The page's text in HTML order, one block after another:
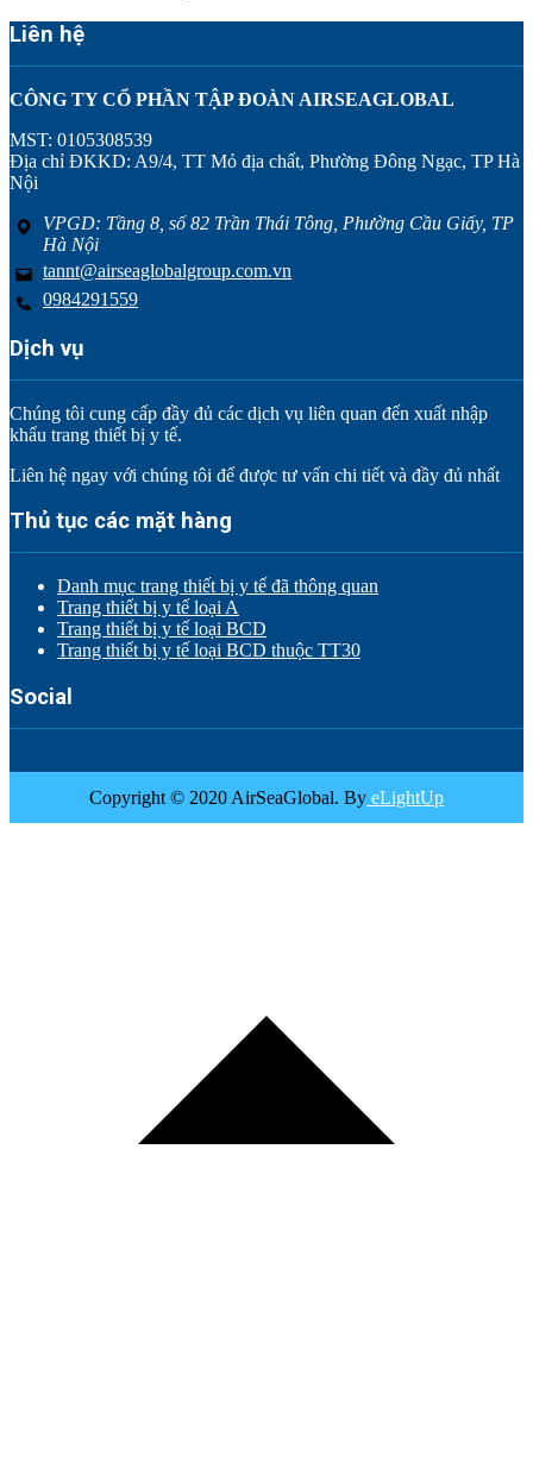
Liên hệ
CÔNG TY CỔ PHẦN TẬP ĐOÀN AIRSEAGLOBAL
MST: 0105308539
Địa chỉ ĐKKD: A9/4, TT Mỏ địa chất, Phường Đông Ngạc, TP Hà
Nội
VPGD: Tầng 8, số 82 Trần Thái Tông, Phường Cầu Giấy, TP
Hà Nội
tannt@airseaglobalgroup.com.vn
0984291559
Dịch vụ
Chúng tôi cung cấp đầy đủ các dịch vụ liên quan đến xuất nhập
khẩu trang thiết bị y tế.
Liên hệ ngay với chúng tôi để được tư vấn chi tiết và đầy đủ nhất
Thủ tục các mặt hàng
Danh mục trang thiết bị y tế đã thông quan
Trang thiết bị y tế loại A
Trang thiết bị y tế loại BCD
Trang thiết bị y tế loại BCD thuộc TT30
Social
Copyright © 2020 AirSeaGlobal. By eLightUp